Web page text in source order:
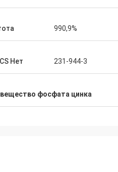
990,9%
Нет 231-944-3
фосфата цинка